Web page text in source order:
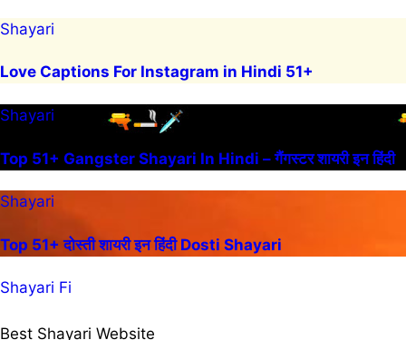
Shayari
Love Captions For Instagram in Hindi 51+
Shayari
Top 51+ Gangster Shayari In Hindi – गैंगस्टर शायरी इन हिंदी
Shayari
Top 51+ दोस्ती शायरी इन हिंदी Dosti Shayari
Shayari Fi
Best Shayari Website